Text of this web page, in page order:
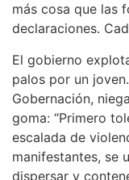
más cosa que las
declaraciones.
El gobierno
palos por un
Gobernación,
goma: “Primero
escalada de
manifestantes, se
dispersar y